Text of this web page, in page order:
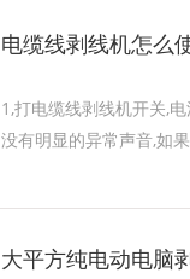
电缆线剥线机怎么
1,打电缆线剥线机开关,
没有明显的异常声音,如
大平方纯电动电脑